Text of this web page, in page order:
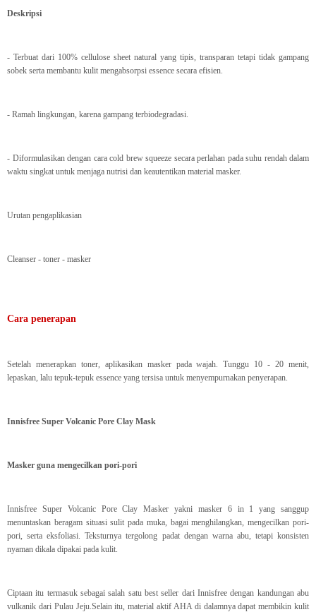
Deskripsi
- Terbuat dari 100% cellulose sheet natural yang tipis, transparan tetapi tidak gampang
sobek serta membantu kulit mengabsorpsi essence secara efisien.
- Ramah lingkungan, karena gampang terbiodegradasi.
- Diformulasikan dengan cara cold brew squeeze secara perlahan pada suhu rendah dalam
waktu singkat untuk menjaga nutrisi dan keautentikan material masker.
Urutan pengaplikasian
Cleanser - toner - masker
Cara penerapan
Setelah menerapkan toner, aplikasikan masker pada wajah. Tunggu 10 - 20 menit,
lepaskan, lalu tepuk-tepuk essence yang tersisa untuk menyempurnakan penyerapan.
Innisfree Super Volcanic Pore Clay Mask
Masker guna mengecilkan pori-pori
Innisfree Super Volcanic Pore Clay Masker yakni masker 6 in 1 yang sanggup
menuntaskan beragam situasi sulit pada muka, bagai menghilangkan, mengecilkan pori-
pori, serta eksfoliasi. Teksturnya tergolong padat dengan warna abu, tetapi konsisten
nyaman dikala dipakai pada kulit.
Ciptaan itu termasuk sebagai salah satu best seller dari Innisfree dengan kandungan abu
vulkanik dari Pulau Jeju.Selain itu, material aktif AHA di dalamnya dapat membikin kulit